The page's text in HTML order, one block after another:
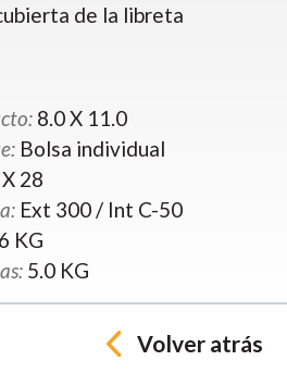
de la libreta
8.0 X 11.0
Bolsa individual
28
Ext 300 / Int C-50
KG
5.0 KG
Volver atrás